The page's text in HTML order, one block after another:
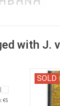
with J.
€5
SOLD
With